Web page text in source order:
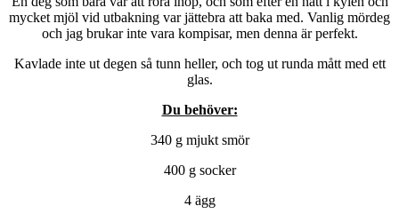
mycket mjöl vid utbakning var jättebra att baka med. Vanlig mördeg
och jag brukar inte vara kompisar, men denna är perfekt.
Kavlade inte ut degen så tunn heller, och tog ut runda mått med ett
glas.
Du behöver:
340 g mjukt smör
400 g socker
4 ägg